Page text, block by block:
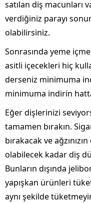
satılan diş macunları
verdiğiniz parayı
olabilirsiniz.
Sonrasında yeme
asitli içecekleri hiç
derseniz minimuma
minimuma indirin
Eğer dişlerinizi
tamamen bırakın.
bırakacak ve
olabilecek kadar diş
Bunların dışında
yapışkan ürünleri
aynı şekilde